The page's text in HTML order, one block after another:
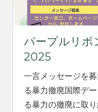
る
社
会
を、
次
世
代
に
引
き
パープルリボ
2025
一言メッセージを
る暴力撤廃国際デ
る暴力の撤廃に取